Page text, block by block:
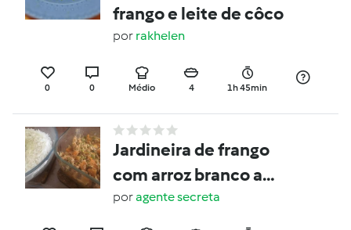
frango e leite de côco
por rakhelen
0 0 Médio 4 1h 45min
Jardineira de frango
com arroz branco a
vapor
poragente secreta